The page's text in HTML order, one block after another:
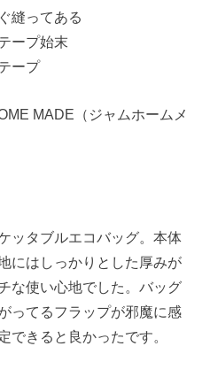
縫ってある
ープ始末
ープ
MADE（ジャムホームメ
ッタブルエコバッグ。本体
にはしっかりとした厚みが
な使い心地でした。バッグ
ってるフラップが邪魔に感
できると良かったです。